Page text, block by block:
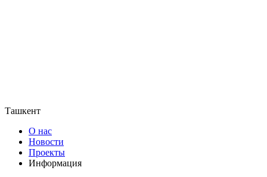
Ташкент
О нас
Новости
Проекты
Информация